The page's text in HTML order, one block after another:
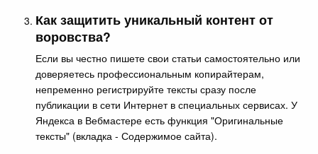
Как защитить уникальный контент от
воровства?
Если вы честно пишете свои статьи самостоятельно или
доверяетесь профессиональным копирайтерам,
непременно регистрируйте тексты сразу после
публикации в сети Интернет в специальных сервисах. У
Яндекса в Вебмастере есть функция "Оригинальные
тексты" (вкладка - Содержимое сайта).